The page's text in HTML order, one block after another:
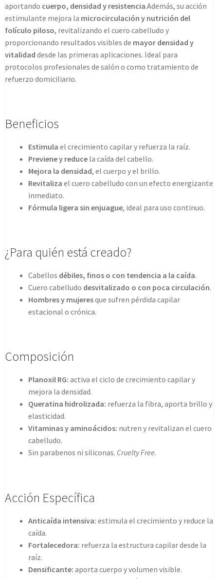
aportando cuerpo, densidad y resistencia.Además, su acción
estimulante mejora la microcirculación y nutrición del
folículo piloso, revitalizando el cuero cabelludo y
proporcionando resultados visibles de mayor densidad y
vitalidad desde las primeras aplicaciones. Ideal para
protocolos profesionales de salón o como tratamiento de
refuerzo domiciliario.
Beneficios
Estimula el crecimiento capilar y refuerza la raíz.
Previene y reduce la caída del cabello.
Mejora la densidad, el cuerpo y el brillo.
Revitaliza el cuero cabelludo con un efecto energizante
inmediato.
Fórmula ligera sin enjuague, ideal para uso continuo.
¿Para quién está creado?
Cabellos débiles, finos o con tendencia a la caída.
Cuero cabelludo desvitalizado o con poca circulación.
Hombres y mujeresque sufren pérdida capilar
estacional o crónica.
Composición
Planoxil RG: activa el ciclo de crecimiento capilar y
mejora la densidad.
Queratina hidrolizada: refuerza la fibra, aporta brillo y
elasticidad.
Vitaminas y aminoácidos: nutren y revitalizan el cuero
cabelludo.
Sin parabenos ni siliconas. Cruelty Free.
Acción Específica
Anticaída intensiva: estimula el crecimiento y reduce la
caída.
Fortalecedora: refuerza la estructura capilar desde la
raíz.
Densificante: aporta cuerpo y volumen visible.